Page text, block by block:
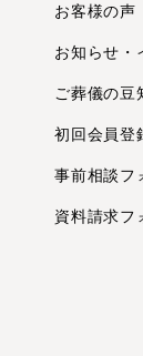
お客様の声
お知らせ・
ご葬儀の豆
初回会員登
事前相談フ
資料請求フ